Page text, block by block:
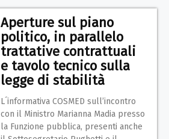
Aperture sul piano
politico, in parallelo
trattative contrattuali
e tavolo tecnico sulla
legge di stabilità
L´informativa COSMED sull’incontro
con il Ministro Marianna Madia presso
la Funzione pubblica, presenti anche